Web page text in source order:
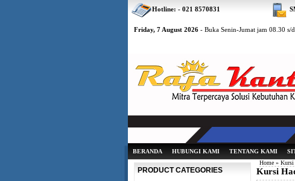
Friday, 7 August 2026 - Buka Senin-Jumat jam 08.30
BERANDA HUBUNGI KAMI TENTANG KAMI
Home » Kursi
Kursi
PRODUCT CATEGORIES
Hotline: - 021 8570831